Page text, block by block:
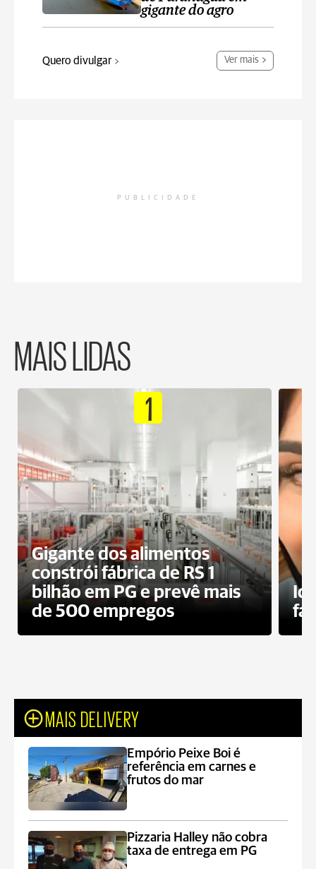
gigante do agro
Quero divulgar Ver mais
PUBLICIDADE
MAIS LIDAS
1
Gigante dos alimentos
constrói fábrica de RS 1
bilhão em PG e prevê mais
de 500 empregos
MAIS DELIVERY
Empório Peixe Boi é
referência em carnes e
frutos do mar
Pizzaria Halley não cobra
taxa de entrega em PG